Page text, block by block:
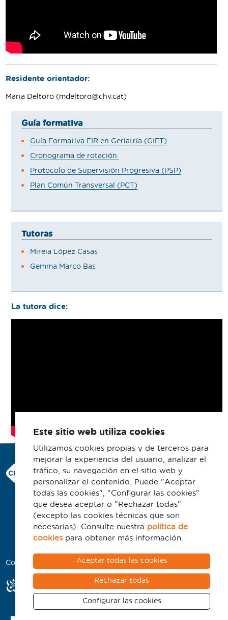
Residente orientador:
Maria Deltoro (mdeltoro@chv.cat)
Guía formativa
Guía Formativa EIR en Geriatría (GIFT)
Cronograma de rotación
Protocolo de Supervisión Progresiva (PSP)
Plan Común Transversal (PCT)
Tutoras
Mireia López Casas
Gemma Marco Bas
La tutora dice:
Consorci Hospitalari de Vic
Carrer Francesc Pla 'El Vigatà', 1
08500 Vic
Telefono 93 702 77 16
Contacto
Aviso legal
Política de cookies
Colaboradores
Este sitio web utiliza cookies
Utilizamos cookies propias y de terceros para
mejorar la experiencia del usuario, analizar el
tráfico, su navegación en el sitio web y
personalizar el contenido. Puede "Aceptar
todas las cookies", "Configurar las cookies"
que desea aceptar o "Rechazar todas"
(excepto las cookies técnicas que son
necesarias). Consulte nuestra política de
cookiespara obtener más información.
Aceptar todas las cookies
Rechazar todas
Configurar las cookies